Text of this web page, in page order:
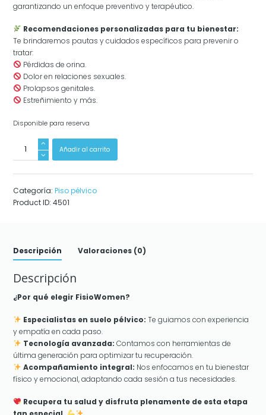
garantizando un enfoque preventivo y terapéutico.
Recomendaciones personalizadas para tu bienestar:
Te brindaremos pautas y cuidados específicos para prevenir o
tratar:
Pérdidas de orina.
Dolor en relaciones sexuales.
Prolapsos genitales.
Estreñimiento y más.
Disponible para reserva
Valoración
Posparto
cantidad
Añadir al carrito
Categoría:Piso pélvico
Product ID:4501
Descripción Valoraciones (0)
Descripción
¿Por qué elegir FisioWomen?
Especialistas en suelo pélvico:Te guiamos con experiencia
y empatía en cada paso.
Tecnología avanzada: Contamos con herramientas de
última generación para optimizar tu recuperación.
Acompañamiento integral: Nos enfocamos en tu bienestar
físico y emocional, adaptando cada sesión a tus necesidades.
Recupera tu salud y disfruta plenamente de esta etapa